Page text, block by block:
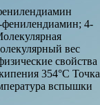
4-
вес
свойства
354°C Точка
вспышки